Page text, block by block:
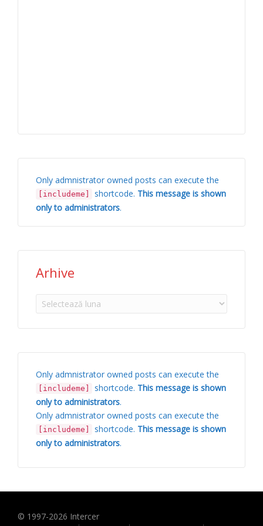
Only admnistrator owned posts can execute the
[includeme] shortcode. This message is shown
only to administrators.
Arhive
Arhive
Only admnistrator owned posts can execute the
[includeme] shortcode. This message is shown
only to administrators.
Only admnistrator owned posts can execute the
[includeme] shortcode. This message is shown
only to administrators.
© 1997-2026 Intercer